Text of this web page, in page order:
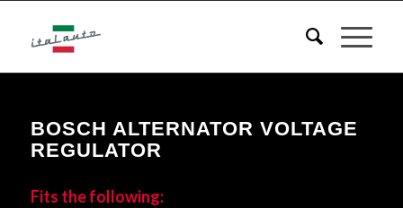
BOSCH ALTERNATOR VOLTAGE
REGULATOR
Fits the following: